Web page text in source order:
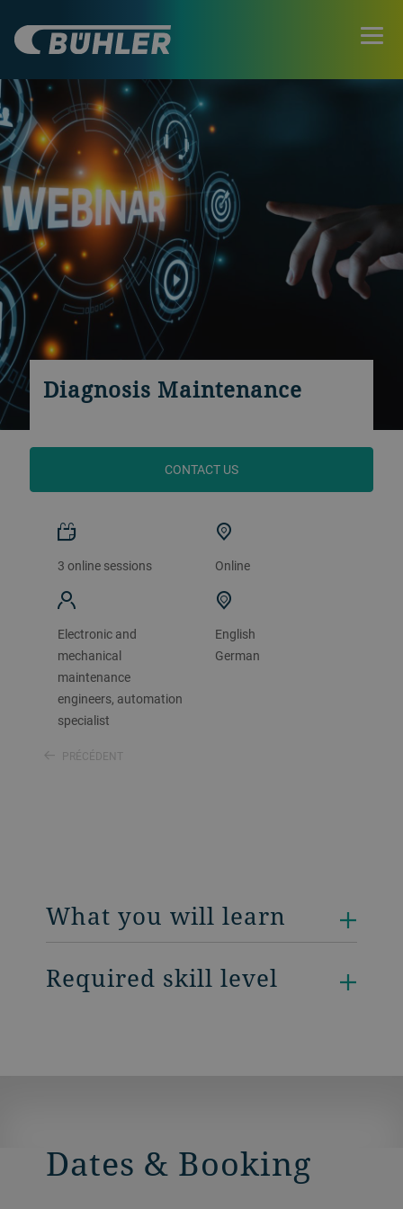
Diagnosis Maintenance
CONTACT US
3 online sessions Online
Electronic and
mechanical
maintenance
engineers, automation
specialist
English
German
PRÉCÉDENT
What you will learn
Required skill level
Dates & Booking